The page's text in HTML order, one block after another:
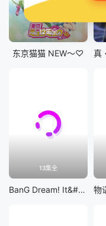
12集全
东京猫猫 NEW～♡
13集全
BanG Dream! It&#039;s MyGO!!!!!